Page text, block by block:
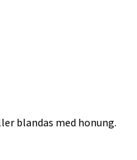
blandas med honung.